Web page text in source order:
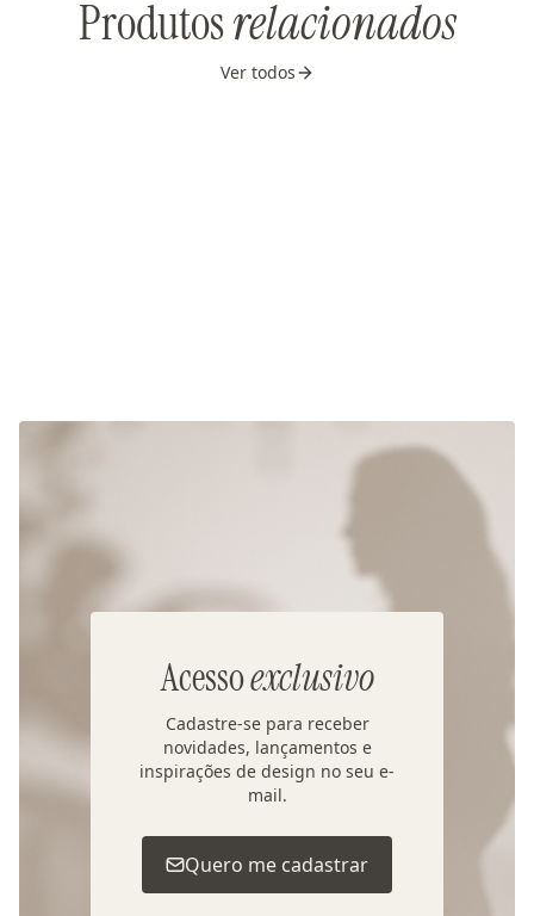
Produtosrelacionados
Ver todos
Acessoexclusivo
Cadastre-se para receber
novidades, lançamentos e
inspirações de design no seu e-
mail.
Quero me cadastrar